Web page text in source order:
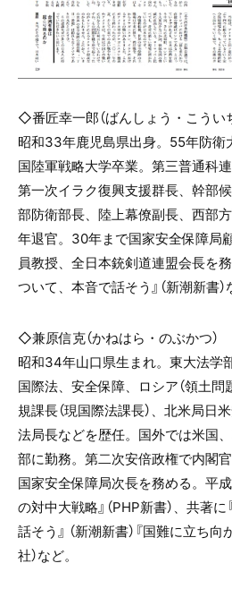
◇番匠幸一郎（ばんしょう・こうい
昭和33年鹿児島県出身。 55年防衛
国陸軍戦略大学卒業。第三普通科
第一次イラク復興支援群長、幹部
部防衛部長、陸上幕僚副長、西部
年退官。 30年まで国家安全保障局
員教授、全日本銃剣道連盟会長を
ついて、本音で話そう』（新潮新書）
◇兼原信克（かねはら・のぶかつ）
昭和34年山口県生まれ。東大法学
国際法、安全保障、ロシア（領土問
規課長（現国際法課長）、北米局日
法局長などを歴任。国外では米国
部に勤務。第二次安倍政権で内閣官
国家安全保障局次長を務める。平
の対中大戦略』（PHP新書）、共著
話そう』 （新潮新書）『国難に立ち向
社）など。